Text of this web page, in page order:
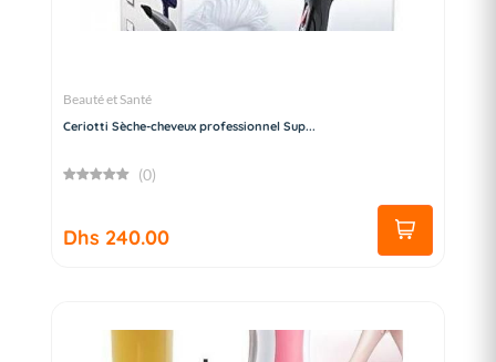
Beauté et Santé
Ceriotti Sèche-cheveux professionnel Sup...
(0)
Dhs 240.00